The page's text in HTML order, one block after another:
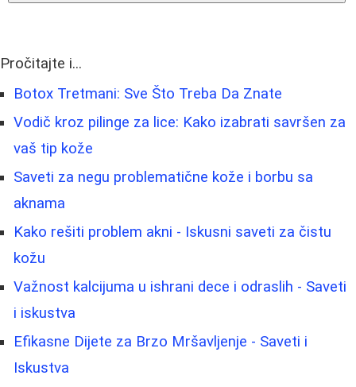
Pročitajte i...
Botox Tretmani: Sve Što Treba Da Znate
Vodič kroz pilinge za lice: Kako izabrati savršen za
vaš tip kože
Saveti za negu problematične kože i borbu sa
aknama
Kako rešiti problem akni - Iskusni saveti za čistu
kožu
Važnost kalcijuma u ishrani dece i odraslih - Saveti
i iskustva
Efikasne Dijete za Brzo Mršavljenje - Saveti i
Iskustva